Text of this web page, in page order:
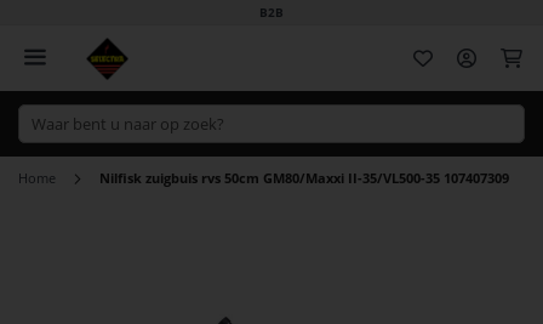
B2B
Home Nilfisk zuigbuis rvs 50cm GM80/Maxxi II-35/VL500-35 107407309